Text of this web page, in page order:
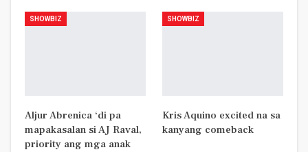
SHOWBIZ
Aljur Abrenica ‘di pa
mapakasalan si AJ Raval,
priority ang mga anak
SHOWBIZ
Kris Aquino excited na sa
kanyang comeback